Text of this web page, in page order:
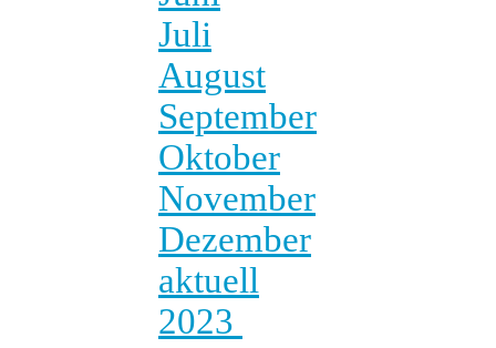
Juli
August
September
Oktober
November
Dezember
aktuell
2023